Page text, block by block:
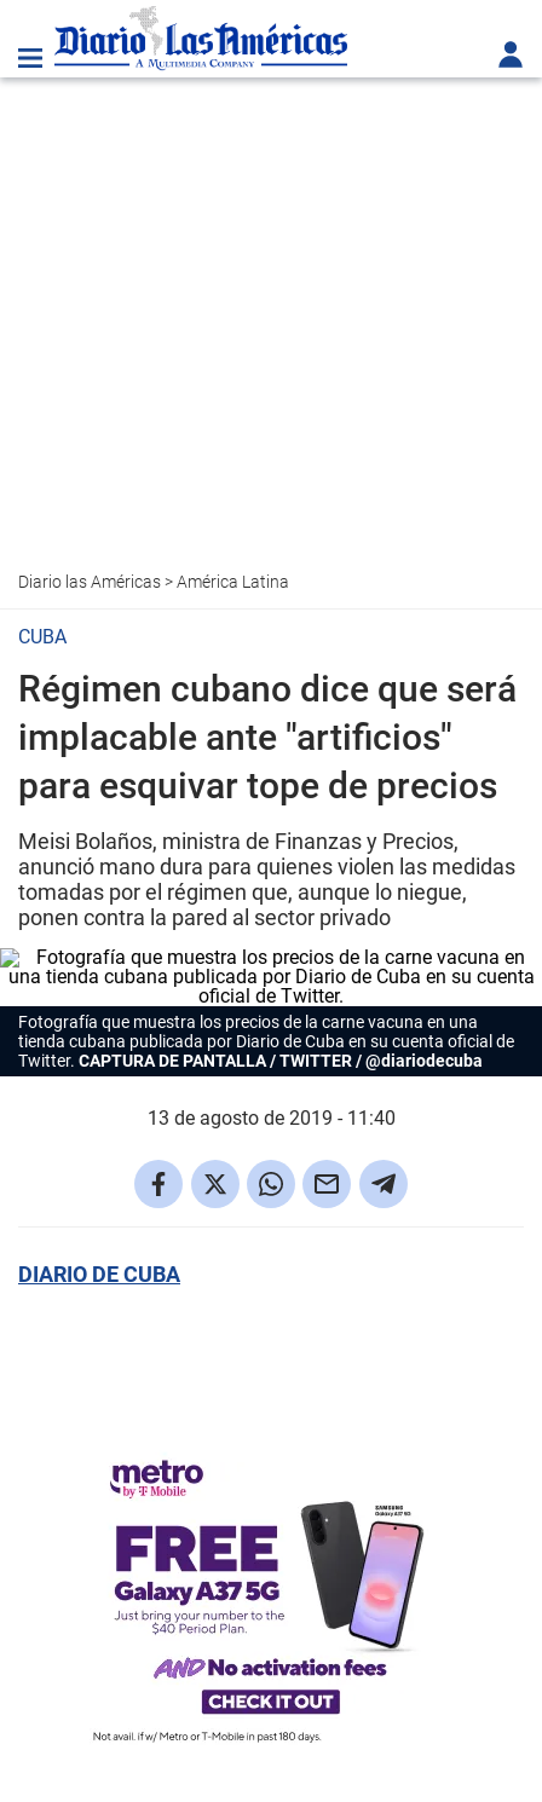
Diario las Américas>América Latina
CUBA
Régimen cubano dice que será
implacable ante "artificios"
para esquivar tope de precios
Meisi Bolaños, ministra de Finanzas y Precios,
anunció mano dura para quienes violen las medidas
tomadas por el régimen que, aunque lo niegue,
ponen contra la pared al sector privado
Fotografía que muestra los precios de la carne vacuna en una
tienda cubana publicada por Diario de Cuba en su cuenta oficial de
Twitter. CAPTURA DE PANTALLA / TWITTER / @diariodecuba
13 de agosto de 2019 - 11:40
DIARIO DE CUBA